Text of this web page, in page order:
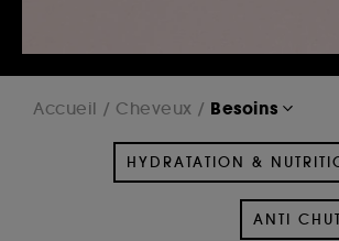
Accueil Cheveux Besoins
HYDRATATION &
ANTI